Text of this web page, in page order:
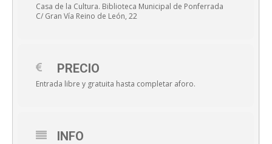
Casa de la Cultura. Biblioteca Municipal de Ponferrada
C/ Gran Vía Reino de León, 22
PRECIO
Entrada libre y gratuita hasta completar aforo.
INFO